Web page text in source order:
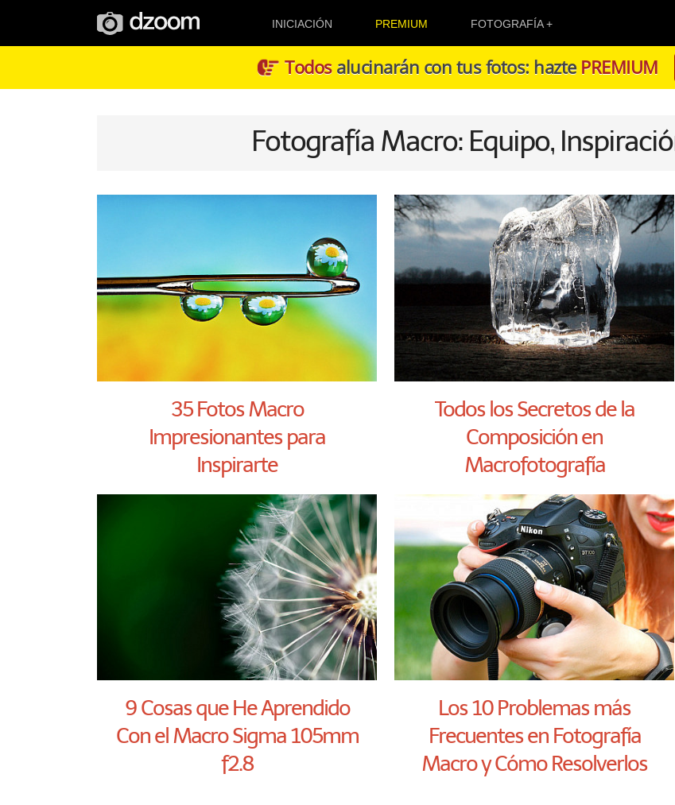
INICIACIÓN PREMIUM FOTOGRAFÍA
Todosalucinarán con tus fotos: hazte PREMIUM
Fotografía Macro: Equipo,
35 Fotos Macro
Impresionantes para
Inspirarte
Todos los Secretos de la
Composición en
Macrofotografía
9 Cosas que He Aprendido
Con el Macro Sigma 105mm
f2.8
Los 10 Problemas más
Frecuentes en Fotografía
Macro y Cómo Resolverlos